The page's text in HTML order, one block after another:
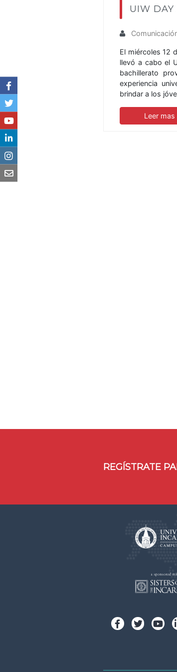
UIW DAY
El miércoles 12
llevó a cabo el
bachillerato
experiencia
brindar a los
Leer mas
REGÍSTRATE